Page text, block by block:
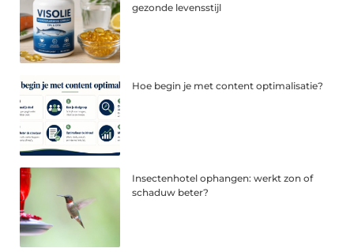
gezonde levensstijl
Hoe begin je met content optimalisatie?
Insectenhotel ophangen: werkt zon of
schaduw beter?